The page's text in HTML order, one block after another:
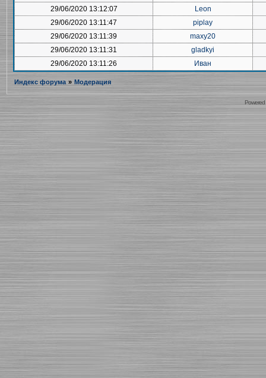
29/06/2020 13:12:07
Leon
29/06/2020 13:11:47
piplay
29/06/2020 13:11:39
maxy20
29/06/2020 13:11:31
gladkyi
29/06/2020 13:11:26
Иван
Индекс форума » Модерация